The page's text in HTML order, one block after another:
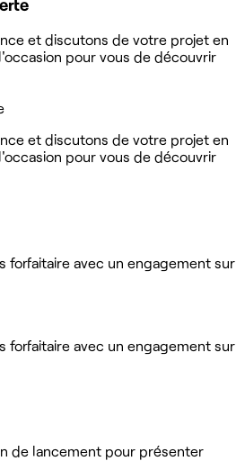
et discutons de votre projet en
pour vous de découvrir
et discutons de votre projet en
pour vous de découvrir
forfaitaire avec un engagement sur
forfaitaire avec un engagement sur
de lancement pour présenter